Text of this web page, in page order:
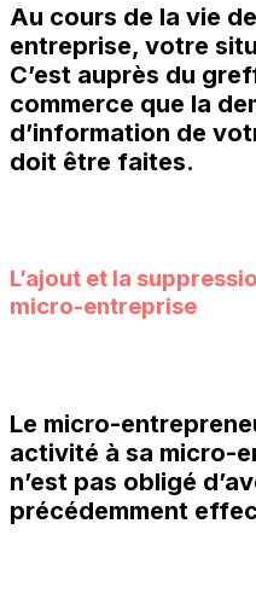
Au cours de la vie
entreprise, votre
C’est auprès du
commerce que la
d’information de
doit être faites.
L’ajout et la
micro-entreprise
Le micro-
activité à sa micro-
n’est pas obligé
précédemment